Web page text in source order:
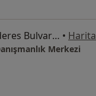
Kayabaşı Mah. Adnan Menderes Bulvarı B5 Blok D: 26, Başakşehir • Harita
Merkezi